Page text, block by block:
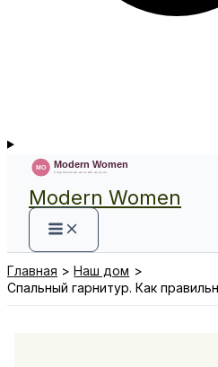
Modern Women
Главная
Наш дом
Спальный гарнитур. Как